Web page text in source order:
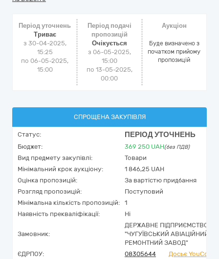
Період уточнень
Триває
з 30-04-2025,
15:25
по 06-05-2025,
15:00
Період подачі
пропозицій
Очікується
з 06-05-2025,
15:00
по 13-05-2025,
00:00
Аукціон
Буде визначено з
початком прийому
пропозицій
СПРОЩЕНА ЗАКУПІВЛЯ
Статус: ПЕРІОД УТОЧНЕНЬ
Бюджет: 369 250 UAH(без ПДВ)
Вид предмету закупівлі:
Товари
Мінімальний крок аукціону:
1 846,25 UAH
Оцінка пропозицій:
За вартістю придбання
Розгляд пропозицій:
Поступовий
Мінімальна кількість пропозицій:
1
Наявність прекваліфікації:
Ні
Замовник:
ДЕРЖАВНЕ ПІДПРИЄМСТВО
"ЧУГУЇВСЬКИЙ АВІАЦІЙНИЙ
РЕМОНТНИЙ ЗАВОД"
ЄДРПОУ:
08305644
Досьє